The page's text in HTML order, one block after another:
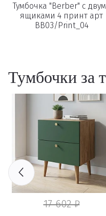
Тумбочка "Berber" с
ящиками 4 принт арт
BB03/Print_04
Тумбочки за
17 602 ₽